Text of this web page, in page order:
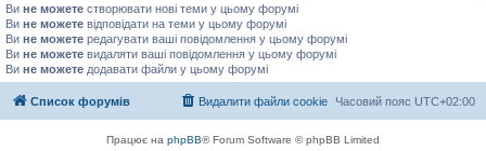
Ви не можете створювати нові теми у цьому форумі
Ви не можете відповідати на теми у цьому форумі
Ви не можете редагувати ваші повідомлення у цьому форумі
Ви не можете видаляти ваші повідомлення у цьому форумі
Ви не можете додавати файли у цьому форумі
Список форумів Часовий пояс UTC+02:00
Видалити файли cookie
Працює на phpBB® Forum Software © phpBB Limited